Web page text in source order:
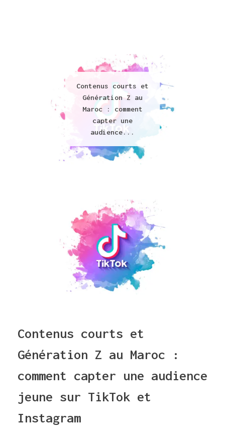
Contenus courts et
Génération Z au
Maroc : comment
capter une
audience...
Contenus courts et
Génération Z au Maroc :
comment capter une audience
jeune sur TikTok et
Instagram